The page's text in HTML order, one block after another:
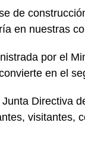
de
en nuestras
por el
en el
Directiva
visitantes,